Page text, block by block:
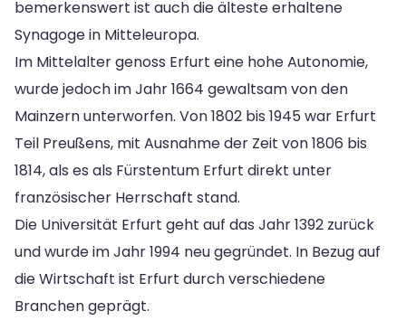
bemerkenswert ist auch die älteste erhaltene
Synagoge in Mitteleuropa.
Im Mittelalter genoss Erfurt eine hohe Autonomie,
wurde jedoch im Jahr 1664 gewaltsam von den
Mainzern unterworfen. Von 1802 bis 1945 war Erfurt
Teil Preußens, mit Ausnahme der Zeit von 1806 bis
1814, als es als Fürstentum Erfurt direkt unter
französischer Herrschaft stand.
Die Universität Erfurt geht auf das Jahr 1392 zurück
und wurde im Jahr 1994 neu gegründet. In Bezug auf
die Wirtschaft ist Erfurt durch verschiedene
Branchen geprägt.